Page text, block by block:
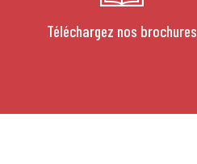
Téléchargez nos brochures